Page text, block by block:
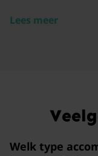
Lees meer
Welk type